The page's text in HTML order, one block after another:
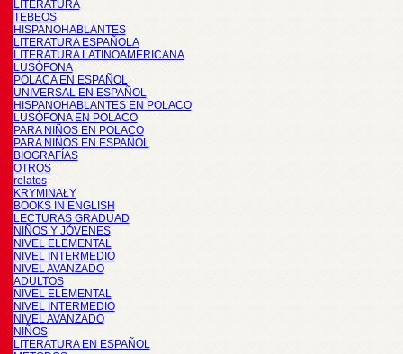
LITERATURA
TEBEOS
HISPANOHABLANTES
LITERATURA ESPAÑOLA
LITERATURA LATINOAMERICANA
LUSÓFONA
POLACA EN ESPAÑOL
UNIVERSAL EN ESPAÑOL
HISPANOHABLANTES EN POLACO
LUSÓFONA EN POLACO
PARA NIÑOS EN POLACO
PARA NIÑOS EN ESPAÑOL
BIOGRAFÍAS
OTROS
relatos
KRYMINAŁY
BOOKS IN ENGLISH
LECTURAS GRADUAD
NIÑOS Y JÓVENES
NIVEL ELEMENTAL
NIVEL INTERMEDIO
NIVEL AVANZADO
ADULTOS
NIVEL ELEMENTAL
NIVEL INTERMEDIO
NIVEL AVANZADO
NIÑOS
LITERATURA EN ESPAÑOL